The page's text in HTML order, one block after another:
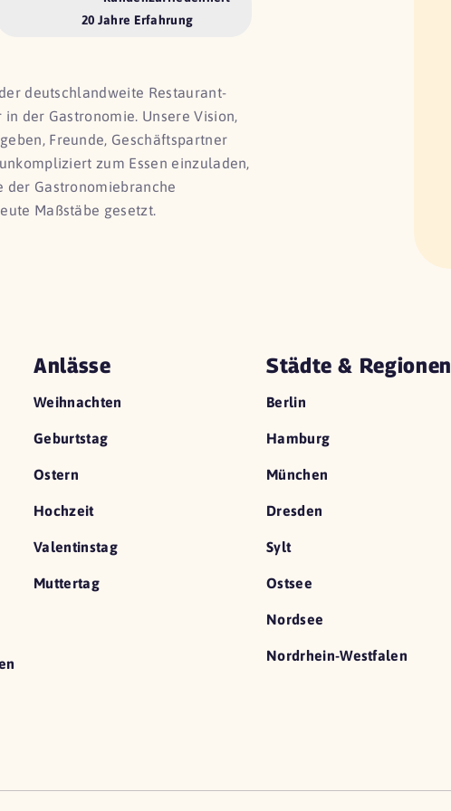
20 Jahre Erfahrung
deutschlandweite Restaurant-
der Gastronomie. Unsere Vision,
Freunde, Geschäftspartner
zum Essen einzuladen,
der Gastronomiebranche
Maßstäbe gesetzt.
Anlässe
Weihnachten
Geburtstag
Ostern
Hochzeit
Valentinstag
Muttertag
Städte & Regionen
Berlin
Hamburg
München
Dresden
Sylt
Ostsee
Nordsee
Nordrhein-Westfalen